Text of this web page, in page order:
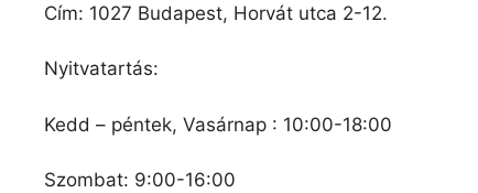
Cím: 1027 Budapest, Horvát utca 2-12.
Nyitvatartás:
Kedd – péntek, Vasárnap : 10:00-18:00
Szombat: 9:00-16:00